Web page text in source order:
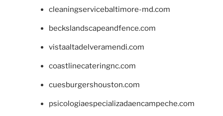
cleaningservicebaltimore-md.com
beckslandscapeandfence.com
vistaaltadelveramendi.com
coastlinecateringnc.com
cuesburgershouston.com
psicologiaespecializadaencampeche.com